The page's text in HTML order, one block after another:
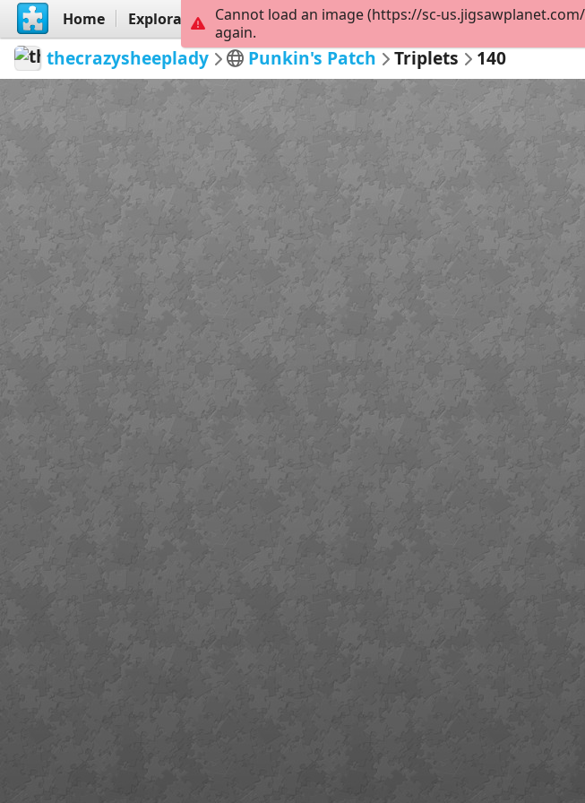
Home Explorar Criar
thecrazysheeplady Punkin's Patch Triplets 140
Cannot load an image (https://sc-
again.